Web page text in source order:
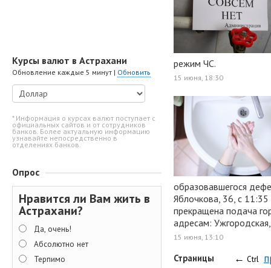
Курсы валют в Астрахани
Обновление каждые 5 минут | Обновить
* Информация о курсах валют поступает с
официальных сайтов и от сотрудников
банков. Более актуальную информацию
узнавайте непосредственно в
отделениях банков.
Опрос
Нравится ли Вам жить в
Астрахани?
Да, очень!
Абсолютно нет
Терпимо
режим ЧС.
15 июня, 18:30
образовавшегося
Яблочкова, 36, с
прекращена подача
адресам:
15 июня, 13:10
Страницы ← Ctrl